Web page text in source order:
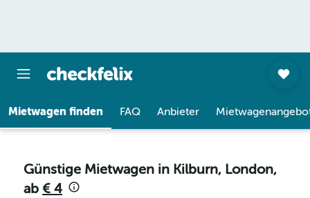
Mietwagen finden FAQ Anbieter
Günstige Mietwagen in Kilburn, London,
ab € 4